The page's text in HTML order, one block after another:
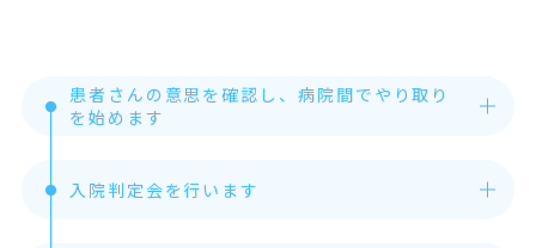
患者さんの意思を確認し、病院間でやり取り
を始めます
入院判定会を行います